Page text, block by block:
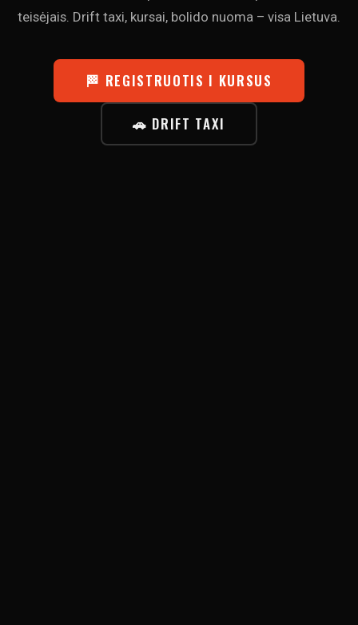
teisėjais. Drift taxi, kursai, bolido nuoma – visa Lietuva.
🏁 REGISTRUOTIS I KURSUS
🚗 DRIFT TAXI